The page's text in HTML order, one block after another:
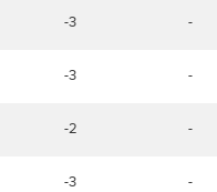
-3 -
-3 -
-2 -
-3 -